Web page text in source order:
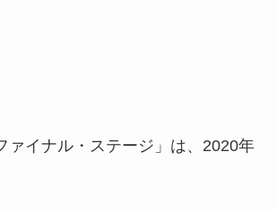
ァイナル・ステージ」は、2020年